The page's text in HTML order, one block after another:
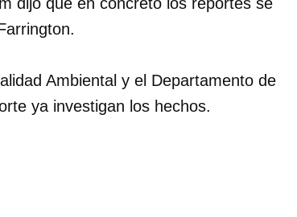
Ambiental y el Departamento de
ya investigan los hechos.